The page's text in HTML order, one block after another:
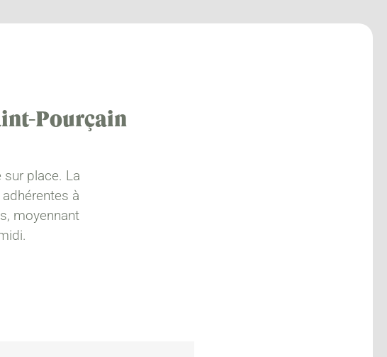
Pourçain
place. La
à
moyennant